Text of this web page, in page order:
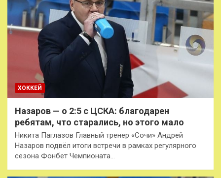
ХОККЕЙ
Назаров — о 2:5 с ЦСКА: благодарен
ребятам, что старались, но этого мало
Никита Паглазов Главный тренер «Сочи» Андрей
Назаров подвёл итоги встречи в рамках регулярного
сезона Фонбет Чемпионата…